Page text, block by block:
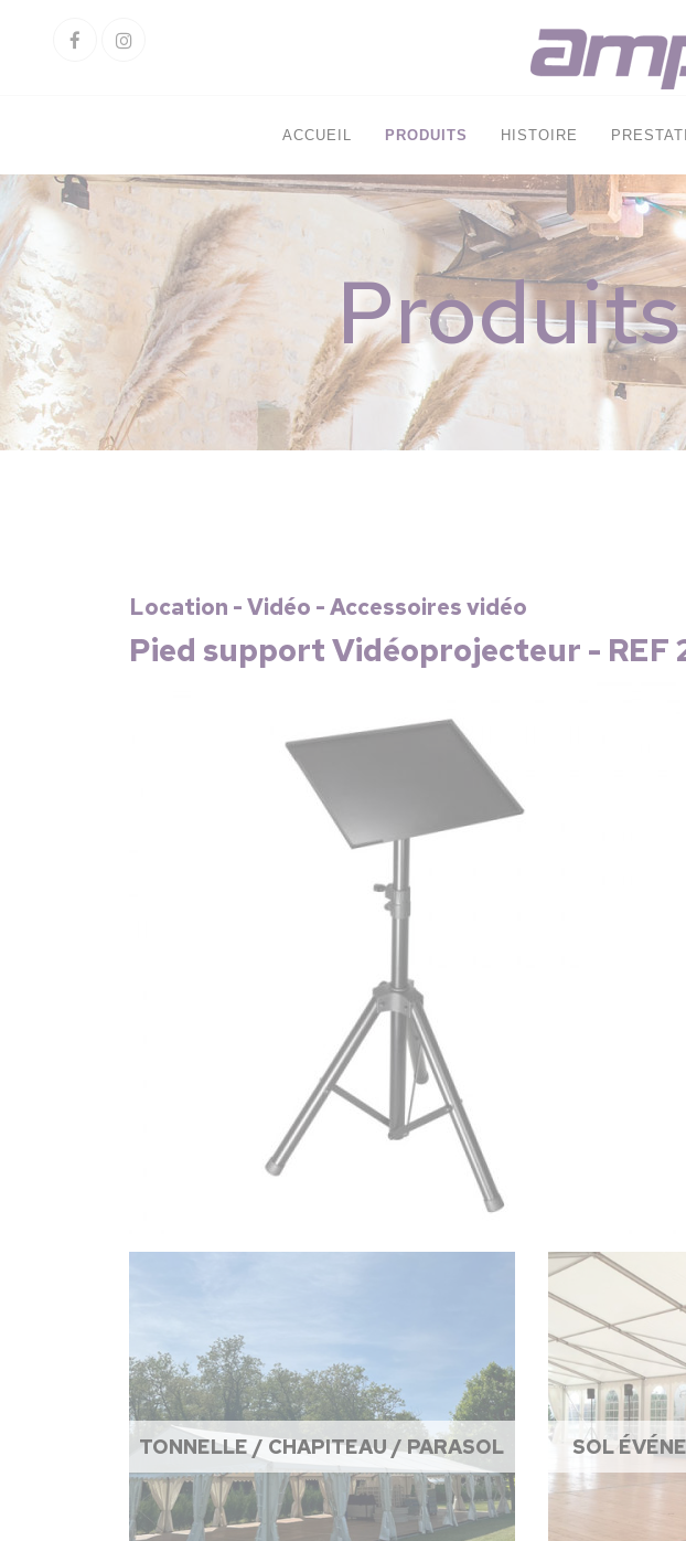
FacebookInstagram
ACCUEIL PRODUITS HISTOIRE
Location - Vidéo - Accessoires vidéo
Pied support Vidéoprojecteur - REF
TONNELLE / CHAPITEAU / PARASOL SOL